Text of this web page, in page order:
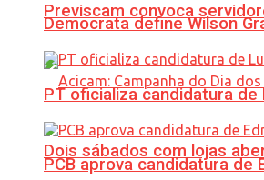
Previscam convoca
Dois sábados com lojas
Democrata define Wilson
PT oficializa candidatura de
PCB aprova candidatura de